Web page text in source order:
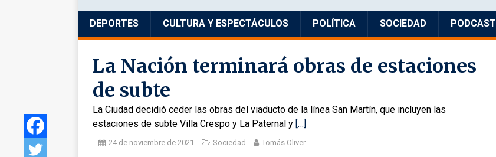
DEPORTES CULTURA Y ESPECTÁCULOS POLÍTICA SOCIEDAD PODCAST
La Nación terminará obras de estaciones
de subte
La Ciudad decidió ceder las obras del viaducto de la línea San Martín, que incluyen las
estaciones de subte Villa Crespo y La Paternal y […]
24 de noviembre de 2021 Sociedad Tomás Oliver